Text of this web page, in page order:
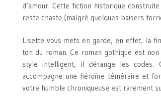
d’amour. Cette fiction historique
reste chaste (malgré quelques baisers
Lisette vous mets en garde, en effet, la
ton du roman. Ce roman gothique est
style intelligent, il dérange les codes.
accompagne une héroïne téméraire et
votre humble chroniqueuse est rarement